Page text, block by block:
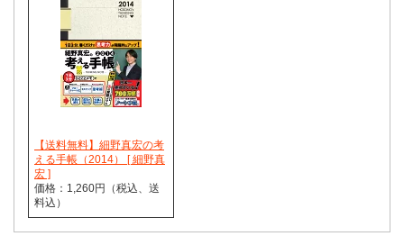
【送料無料】細野真宏の考
える手帳（2014） [ 細野真
宏 ]
価格：1,260円（税込、送
料込）